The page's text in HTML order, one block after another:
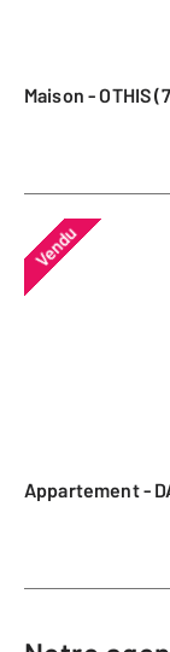
Maison - OTHIS
Vendu
Appartement -